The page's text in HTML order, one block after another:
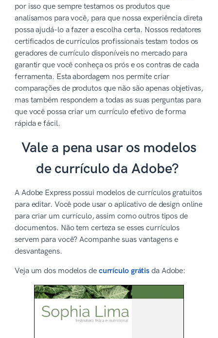
por isso que sempre testamos os produtos que
analisamos para você, para que nossa experiência direta
possa ajudá-lo a fazer a escolha certa. Nossos redatores
certificados de currículos profissionais testam todos os
geradores de currículo disponíveis no mercado para
garantir que você conheça os prós e os contras de cada
ferramenta. Esta abordagem nos permite criar
comparações de produtos que não são apenas objetivas,
mas também respondem a todas as suas perguntas para
que você possa criar um currículo efetivo de forma
rápida e fácil.
Vale a pena usar os modelos
de currículo da Adobe?
A Adobe Express possui modelos de currículos gratuitos
para editar. Você pode usar o aplicativo de design online
para criar um currículo, assim como outros tipos de
documentos. Não tem certeza se esses currículos
servem para você? Acompanhe suas vantagens e
desvantagens.
Veja um dos modelos de currículo grátis da Adobe: